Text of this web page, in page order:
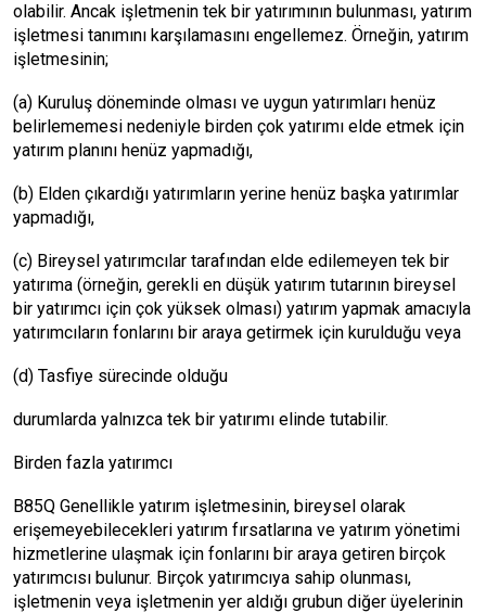
olabilir. Ancak işletmenin tek bir yatırımının bulunması, yatırım
işletmesi tanımını karşılamasını engellemez. Örneğin, yatırım
işletmesinin;
(a) Kuruluş döneminde olması ve uygun yatırımları henüz
belirlememesi nedeniyle birden çok yatırımı elde etmek için
yatırım planını henüz yapmadığı,
(b) Elden çıkardığı yatırımların yerine henüz başka yatırımlar
yapmadığı,
(c) Bireysel yatırımcılar tarafından elde edilemeyen tek bir
yatırıma (örneğin, gerekli en düşük yatırım tutarının bireysel
bir yatırımcı için çok yüksek olması) yatırım yapmak amacıyla
yatırımcıların fonlarını bir araya getirmek için kurulduğu veya
(d) Tasfiye sürecinde olduğu
durumlarda yalnızca tek bir yatırımı elinde tutabilir.
Birden fazla yatırımcı
B85Q Genellikle yatırım işletmesinin, bireysel olarak
erişemeyebilecekleri yatırım fırsatlarına ve yatırım yönetimi
hizmetlerine ulaşmak için fonlarını bir araya getiren birçok
yatırımcısı bulunur. Birçok yatırımcıya sahip olunması,
işletmenin veya işletmenin yer aldığı grubun diğer üyelerinin